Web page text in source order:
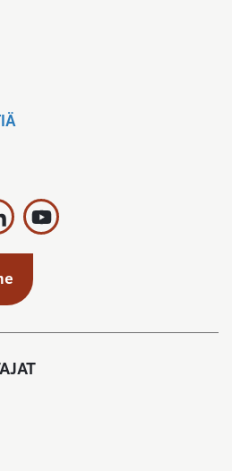
ry X:ssä
TELA ry Bluesky:ssa
TELA ryTELA ry
Työeläkevakuuttajat TELA ry